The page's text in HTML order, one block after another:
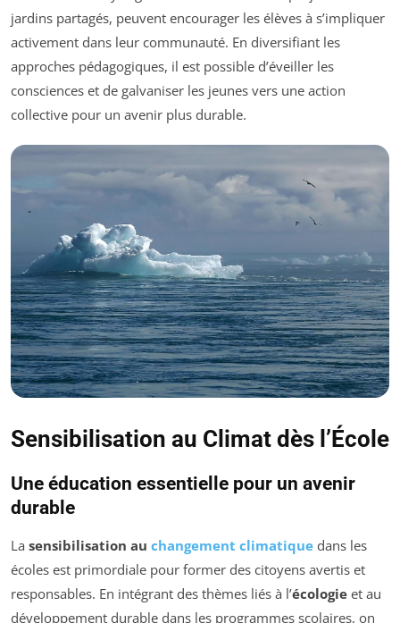
jardins partagés, peuvent encourager les élèves à s’impliquer
activement dans leur communauté. En diversifiant les
approches pédagogiques, il est possible d’éveiller les
consciences et de galvaniser les jeunes vers une action
collective pour un avenir plus durable.
Sensibilisation au Climat dès l’École
Une éducation essentielle pour un avenir
durable
La sensibilisation au changement climatique dans les
écoles est primordiale pour former des citoyens avertis et
responsables. En intégrant des thèmes liés à l’écologie et au
développement durable dans les programmes scolaires, on